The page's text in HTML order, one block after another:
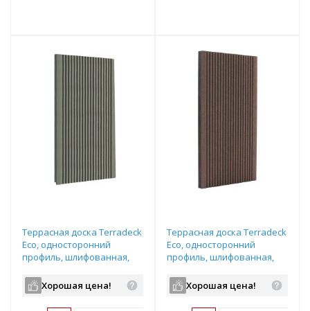
Террасная доска Terradeck
Eco, односторонний
профиль, шлифованная,
цвет: серый
Хорошая цена!
Террасная доска Terradeck
Eco, односторонний
профиль, шлифованная,
цвет: коричневый
Хорошая цена!